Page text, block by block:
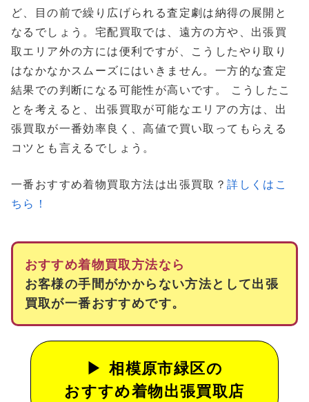
ど、目の前で繰り広げられる査定劇は納得の展開と
なるでしょう。宅配買取では、遠方の方や、出張買
取エリア外の方には便利ですが、こうしたやり取り
はなかなかスムーズにはいきません。一方的な査定
結果での判断になる可能性が高いです。 こうしたこ
とを考えると、出張買取が可能なエリアの方は、出
張買取が一番効率良く、高値で買い取ってもらえる
コツとも言えるでしょう。
一番おすすめ着物買取方法は出張買取？詳しくはこ
ちら！
おすすめ着物買取方法なら
お客様の手間がかからない方法として出張
買取が一番おすすめです。
相模原市緑区の
おすすめ着物出張買取店